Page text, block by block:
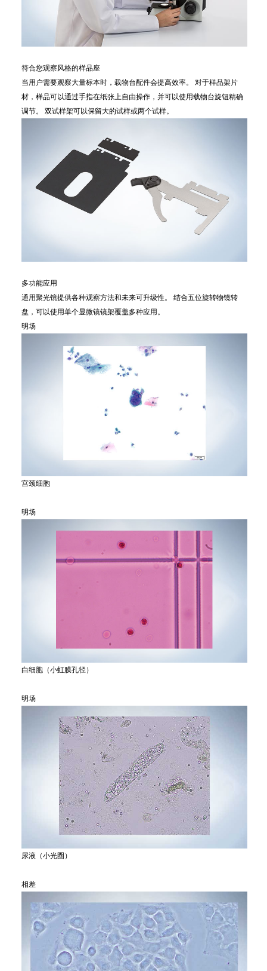
符合您观察风格的样品座
当用户需要观察大量标本时，载物台配件会提高效率。 对于样品架片
材，样品可以通过手指在纸张上自由操作，并可以使用载物台旋钮精确
调节。 双试样架可以保留大的试样或两个试样。
多功能应用
通用聚光镜提供各种观察方法和未来可升级性。 结合五位旋转物镜转
盘，可以使用单个显微镜镜架覆盖多种应用。
明场
宫颈细胞
明场
白细胞（小虹膜孔径）
明场
尿液（小光圈）
相差